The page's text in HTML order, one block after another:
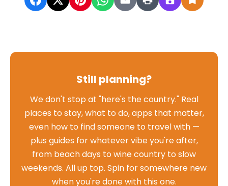
Still planning?
We don't stop at "here's the country." Real
places to stay, what to do, apps that matter,
even how to find someone to travel with —
plus guides for whatever vibe you're after,
from beach days to wine country to slow
weekends. All up top. Spin for somewhere new
when you're done with this one.